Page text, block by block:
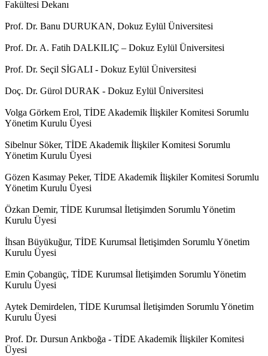
Fakültesi Dekanı
Prof. Dr. Banu DURUKAN, Dokuz Eylül Üniversitesi
Prof. Dr. A. Fatih DALKILIÇ – Dokuz Eylül Üniversitesi
Prof. Dr. Seçil SİGALI - Dokuz Eylül Üniversitesi
Doç. Dr. Gürol DURAK - Dokuz Eylül Üniversitesi
Volga Görkem Erol, TİDE Akademik İlişkiler Komitesi Sorumlu
Yönetim Kurulu Üyesi
Sibelnur Söker, TİDE Akademik İlişkiler Komitesi Sorumlu
Yönetim Kurulu Üyesi
Gözen Kasımay Peker, TİDE Akademik İlişkiler Komitesi Sorumlu
Yönetim Kurulu Üyesi
Özkan Demir, TİDE Kurumsal İletişimden Sorumlu Yönetim
Kurulu Üyesi
İhsan Büyükuğur, TİDE Kurumsal İletişimden Sorumlu Yönetim
Kurulu Üyesi
Emin Çobangüç, TİDE Kurumsal İletişimden Sorumlu Yönetim
Kurulu Üyesi
Aytek Demirdelen, TİDE Kurumsal İletişimden Sorumlu Yönetim
Kurulu Üyesi
Prof. Dr. Dursun Arıkboğa - TİDE Akademik İlişkiler Komitesi
Üyesi